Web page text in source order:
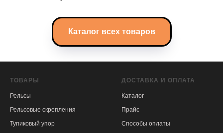
Каталог всех товаров
ТОВАРЫ
Рельсы
Рельсовые скрепления
Тупиковый упор
ДОСТАВКА И ОПЛАТА
Каталог
Прайс
Способы оплаты